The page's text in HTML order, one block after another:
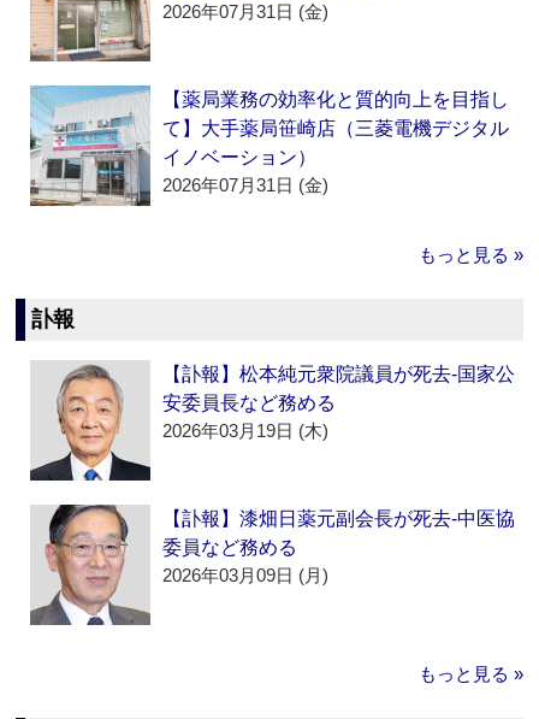
2026年07月31日 (金)
【薬局業務の効率化と質的向上を目指し
て】大手薬局笹崎店（三菱電機デジタル
イノベーション）
2026年07月31日 (金)
もっと見る »
訃報
【訃報】松本純元衆院議員が死去‐国家公
安委員長など務める
2026年03月19日 (木)
【訃報】漆畑日薬元副会長が死去‐中医協
委員など務める
2026年03月09日 (月)
もっと見る »